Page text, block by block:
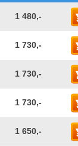
1 480,-
1 730,-
1 730,-
1 730,-
1 650,-